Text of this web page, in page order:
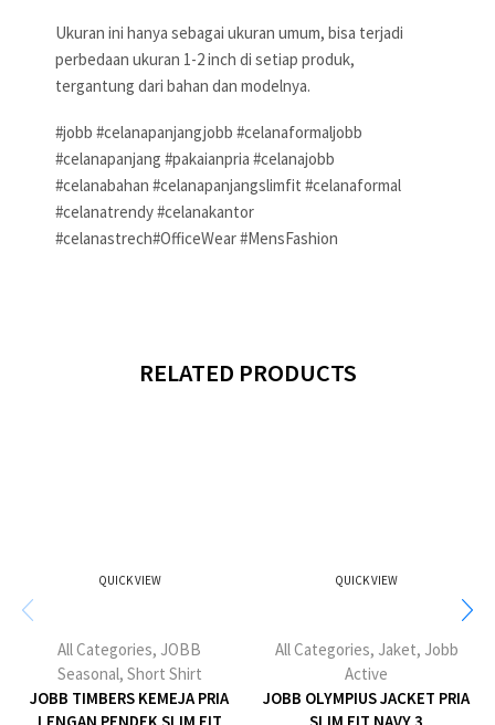
Ukuran ini hanya sebagai ukuran umum, bisa terjadi
perbedaan ukuran 1-2 inch di setiap produk,
tergantung dari bahan dan modelnya.
#jobb #celanapanjangjobb #celanaformaljobb
#celanapanjang #pakaianpria #celanajobb
#celanabahan #celanapanjangslimfit #celanaformal
#celanatrendy #celanakantor
#celanastrech#OfficeWear #MensFashion
RELATED PRODUCTS
QUICK VIEW
All Categories, JOBB
Seasonal, Short Shirt
JOBB TIMBERS KEMEJA PRIA
QUICK VIEW
All Categories, Jaket, Jobb
Active
JOBB OLYMPIUS JACKET PRIA